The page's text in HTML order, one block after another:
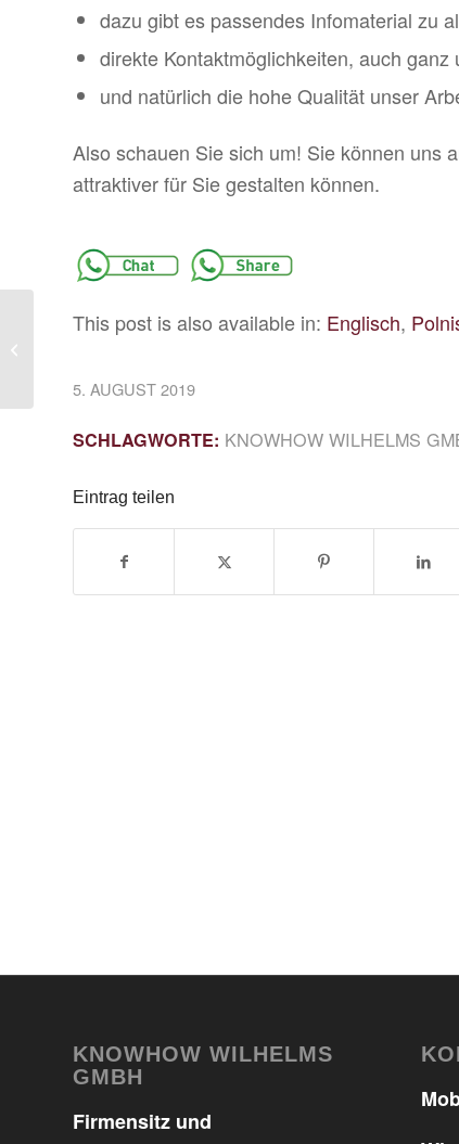
dazu gibt es passendes Infomaterial zu
direkte Kontaktmöglichkeiten, auch
und natürlich die hohe Qualität unser
Also schauen Sie sich um! Sie können uns
attraktiver für Sie gestalten können.
This post is also available in: Englisch
5. AUGUST 2019
SCHLAGWORTE: KNOWHOW WILHELMS
Eintrag teilen
KNOWHOW WILHELMS
GMBH
Firmensitz und